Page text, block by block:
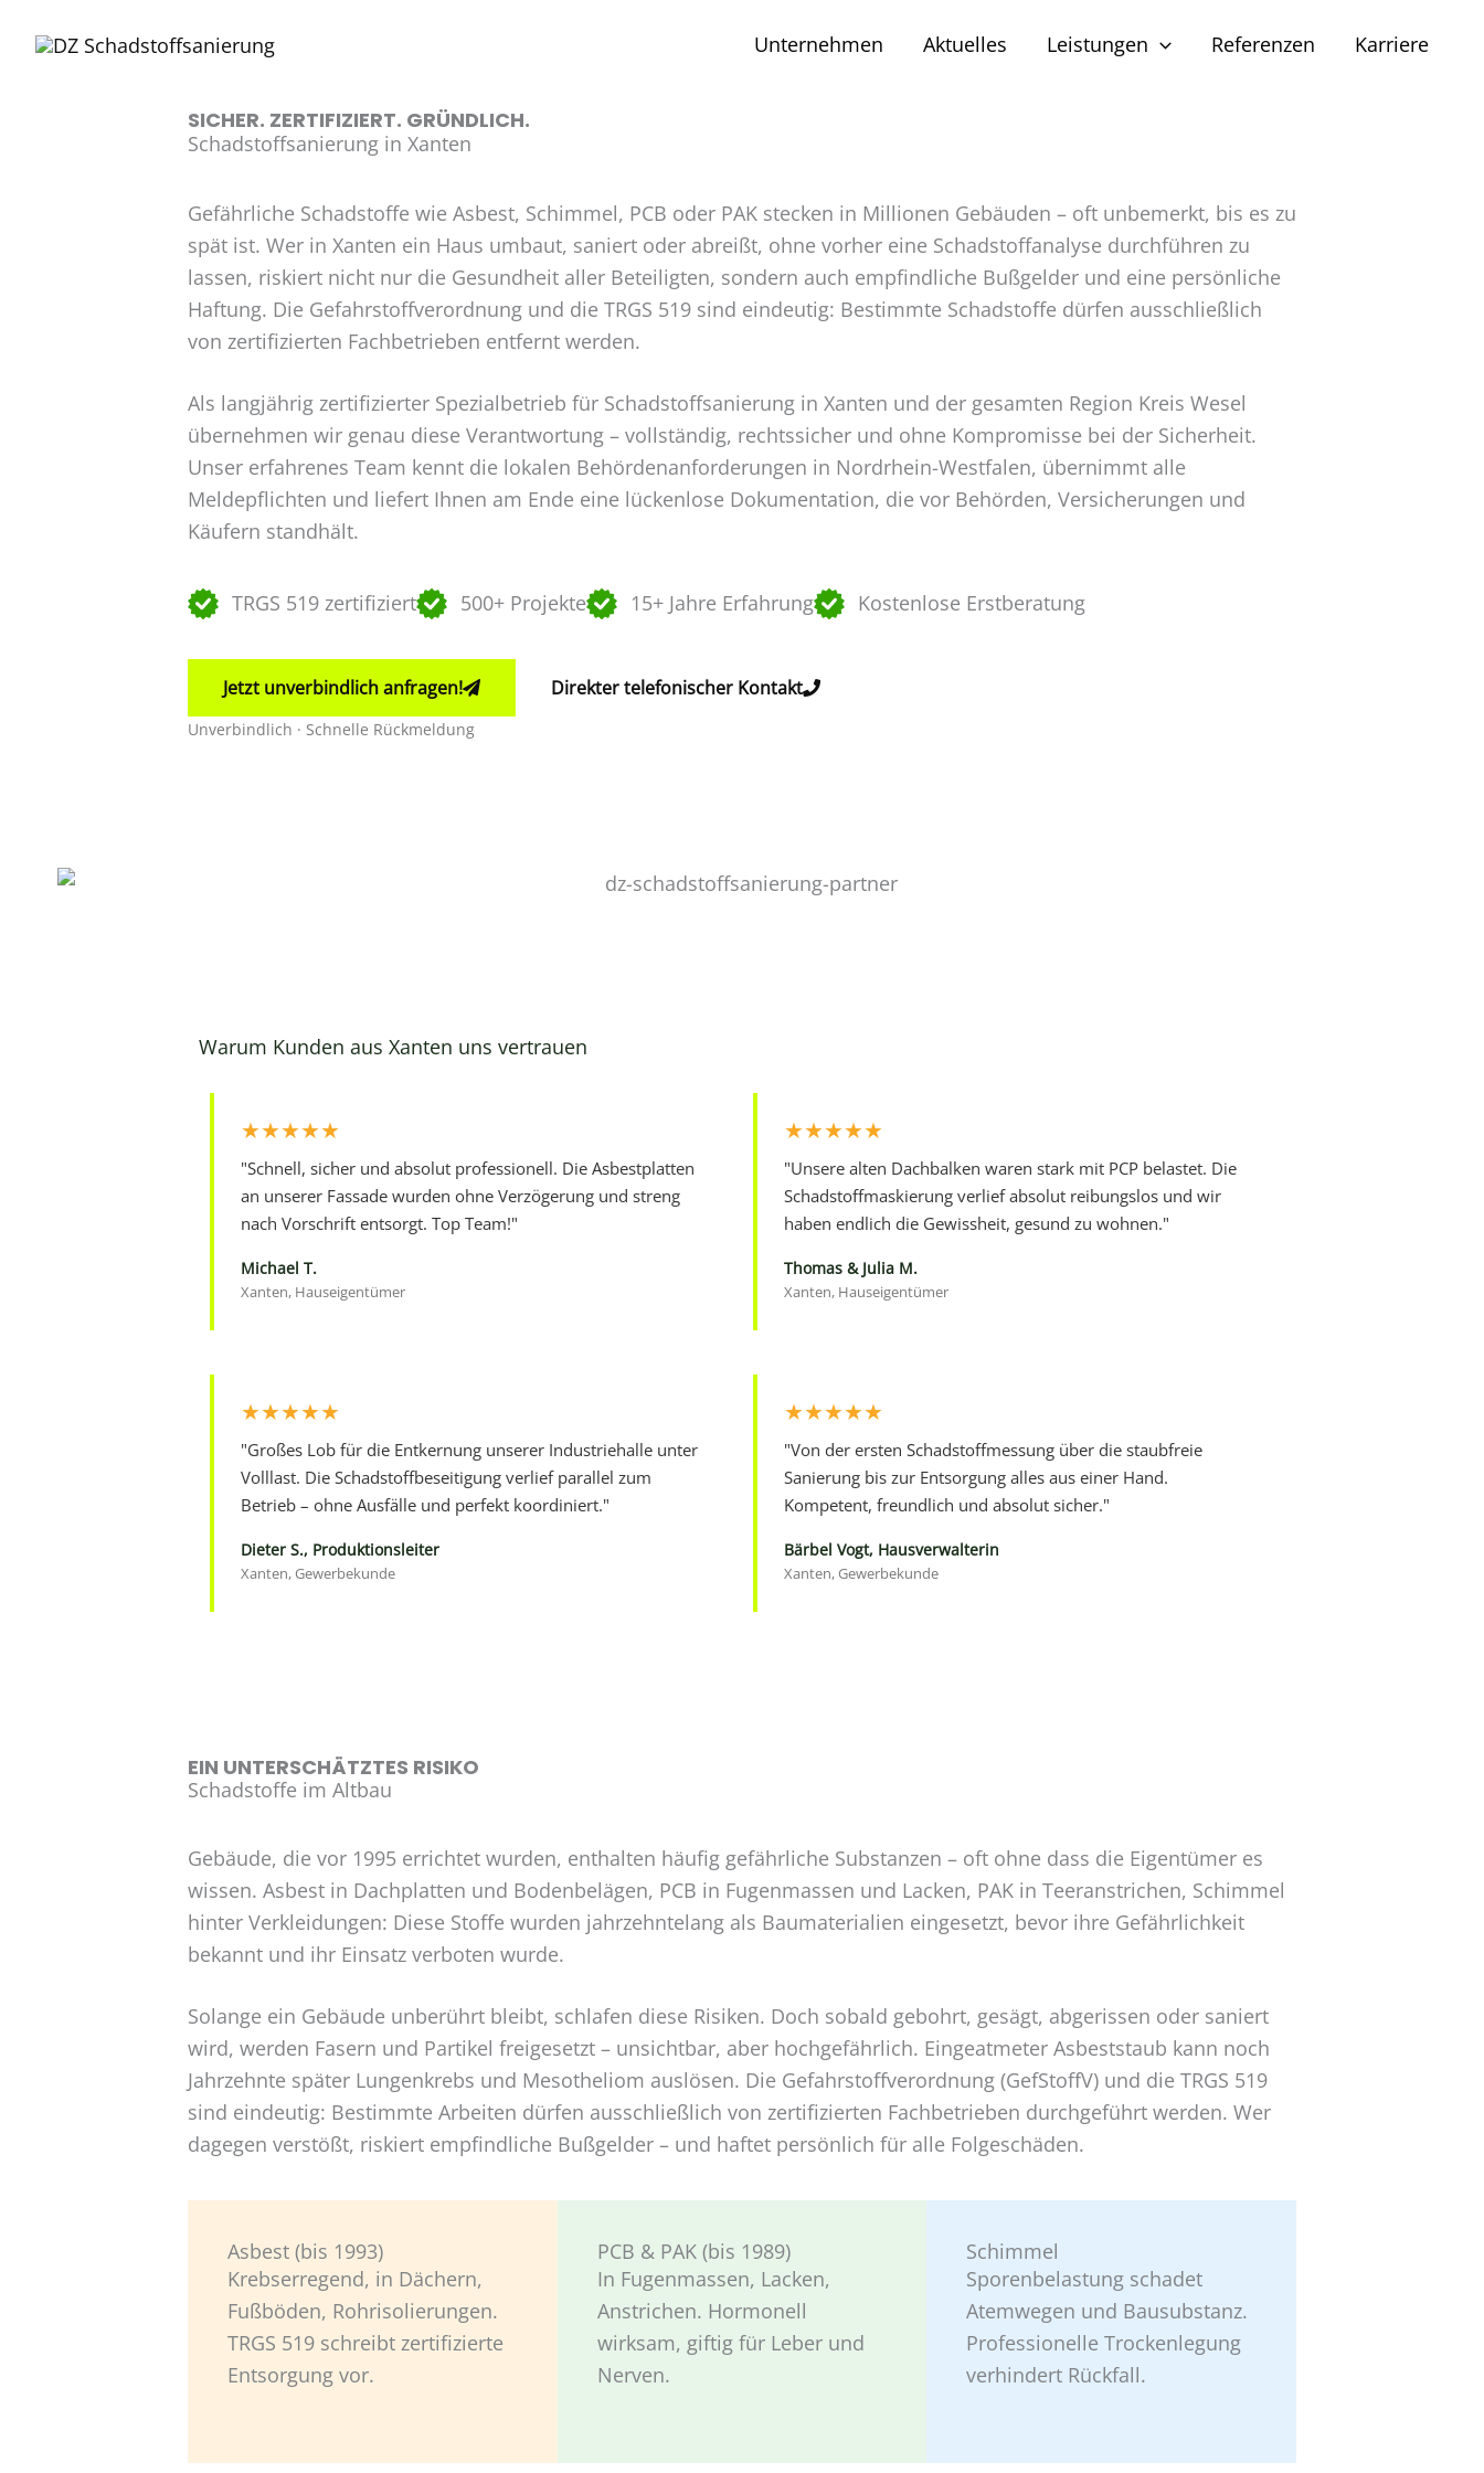
Inhalt
Unternehmen Aktuelles Leistungen Referenzen Karriere
SICHER. ZERTIFIZIERT. GRÜNDLICH.
Schadstoffsanierung in Xanten
Gefährliche Schadstoffe wie Asbest, Schimmel, PCB oder PAK stecken in Millionen Gebäuden – oft unbemerkt, bis es zu
spät ist. Wer in Xanten ein Haus umbaut, saniert oder abreißt, ohne vorher eine Schadstoffanalyse durchführen zu
lassen, riskiert nicht nur die Gesundheit aller Beteiligten, sondern auch empfindliche Bußgelder und eine persönliche
Haftung. Die Gefahrstoffverordnung und die TRGS 519 sind eindeutig: Bestimmte Schadstoffe dürfen ausschließlich
von zertifizierten Fachbetrieben entfernt werden.
Als langjährig zertifizierter Spezialbetrieb für Schadstoffsanierung in Xanten und der gesamten Region Kreis Wesel
übernehmen wir genau diese Verantwortung – vollständig, rechtssicher und ohne Kompromisse bei der Sicherheit.
Unser erfahrenes Team kennt die lokalen Behördenanforderungen in Nordrhein-Westfalen, übernimmt alle
Meldepflichten und liefert Ihnen am Ende eine lückenlose Dokumentation, die vor Behörden, Versicherungen und
Käufern standhält.
TRGS 519 zertifiziert 500+ Projekte 15+ Jahre Erfahrung Kostenlose Erstberatung
Jetzt unverbindlich anfragen! Direkter telefonischer Kontakt
Unverbindlich · Schnelle Rückmeldung
Warum Kunden aus Xanten uns vertrauen
★★★★★
"Schnell, sicher und absolut professionell. Die Asbestplatten
an unserer Fassade wurden ohne Verzögerung und streng
nach Vorschrift entsorgt. Top Team!"
Michael T.
Xanten, Hauseigentümer
★★★★★
"Unsere alten Dachbalken waren stark mit PCP belastet. Die
Schadstoffmaskierung verlief absolut reibungslos und wir
haben endlich die Gewissheit, gesund zu wohnen."
Thomas & Julia M.
Xanten, Hauseigentümer
★★★★★
"Großes Lob für die Entkernung unserer Industriehalle unter
Volllast. Die Schadstoffbeseitigung verlief parallel zum
Betrieb – ohne Ausfälle und perfekt koordiniert."
Dieter S., Produktionsleiter
Xanten, Gewerbekunde
★★★★★
"Von der ersten Schadstoffmessung über die staubfreie
Sanierung bis zur Entsorgung alles aus einer Hand.
Kompetent, freundlich und absolut sicher."
Bärbel Vogt, Hausverwalterin
Xanten, Gewerbekunde
EIN UNTERSCHÄTZTES RISIKO
Schadstoffe im Altbau
Gebäude, die vor 1995 errichtet wurden, enthalten häufig gefährliche Substanzen – oft ohne dass die Eigentümer es
wissen. Asbest in Dachplatten und Bodenbelägen, PCB in Fugenmassen und Lacken, PAK in Teeranstrichen, Schimmel
hinter Verkleidungen: Diese Stoffe wurden jahrzehntelang als Baumaterialien eingesetzt, bevor ihre Gefährlichkeit
bekannt und ihr Einsatz verboten wurde.
Solange ein Gebäude unberührt bleibt, schlafen diese Risiken. Doch sobald gebohrt, gesägt, abgerissen oder saniert
wird, werden Fasern und Partikel freigesetzt – unsichtbar, aber hochgefährlich. Eingeatmeter Asbeststaub kann noch
Jahrzehnte später Lungenkrebs und Mesotheliom auslösen. Die Gefahrstoffverordnung (GefStoffV) und die TRGS 519
sind eindeutig: Bestimmte Arbeiten dürfen ausschließlich von zertifizierten Fachbetrieben durchgeführt werden. Wer
dagegen verstößt, riskiert empfindliche Bußgelder – und haftet persönlich für alle Folgeschäden.
Asbest (bis 1993)
Krebserregend, in Dächern,
Fußböden, Rohrisolierungen.
TRGS 519 schreibt zertifizierte
Entsorgung vor.
PCB & PAK (bis 1989)
In Fugenmassen, Lacken,
Anstrichen. Hormonell
wirksam, giftig für Leber und
Nerven.
Schimmel
Sporenbelastung schadet
Atemwegen und Bausubstanz.
Professionelle Trockenlegung
verhindert Rückfall.